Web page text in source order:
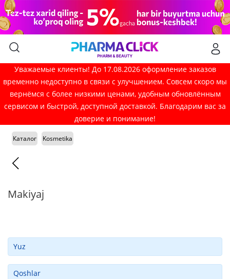
Уважаемые клиенты! До 17.08.2026 оформление заказов
временно недоступно в связи с улучшением. Совсем скоро мы
вернёмся с более низкими ценами, удобным обновлённым
сервисом и быстрой, доступной доставкой. Благодарим вас за
доверие и понимание!
Каталог Kosmetika
Makiyaj
Yuz
Qoshlar